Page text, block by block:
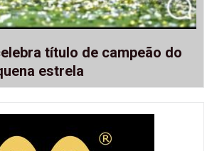
título de campeão do
estrela